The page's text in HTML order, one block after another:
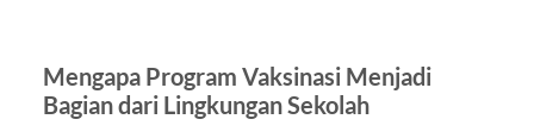
Mengapa Program Vaksinasi Menjadi
Bagian dari Lingkungan Sekolah